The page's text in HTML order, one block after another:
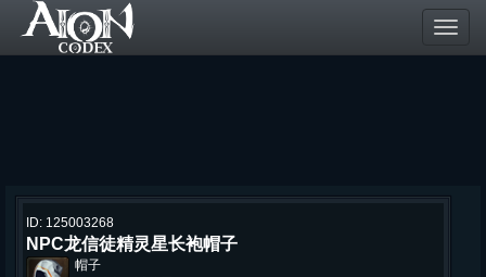
ID: 125003268
NPC龙信徒精灵星长袍帽子
帽子